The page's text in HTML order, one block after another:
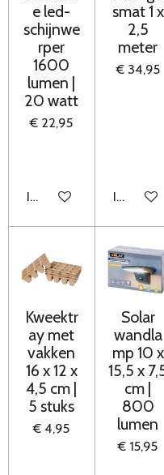
e led-
schijnwe
rper
1600
lumen |
20 watt
€ 22,95
In winkelwagen
smat 1 x
2,5
meter
€ 34,95
In
Kweektr
ay met
vakken
16 x 12 x
4,5 cm |
5 stuks
€ 4,95
Solar
wandla
mp 10 x
15,5 x
cm |
800
lumen
€ 15,95